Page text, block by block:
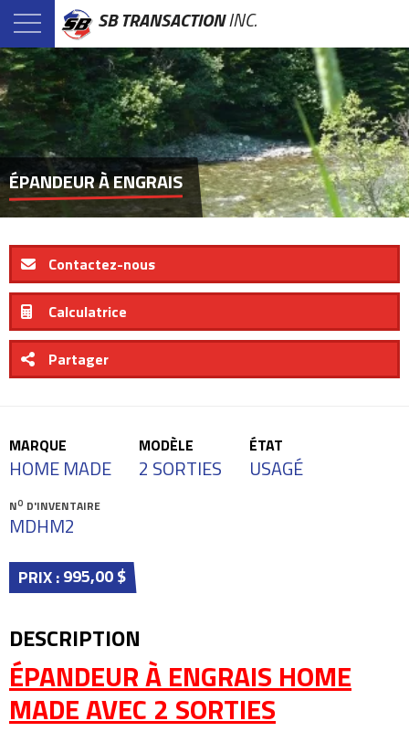
SB TRANSACTIONINC.
ÉPANDEUR À ENGRAIS
Contactez-nous
Calculatrice
Partager
MARQUE
HOME MADE
MODÈLE
2 SORTIES
ÉTAT
USAGÉ
NO D'INVENTAIRE
MDHM2
PRIX :995,00 $
DESCRIPTION
ÉPANDEUR À ENGRAIS HOME
MADE AVEC 2 SORTIES